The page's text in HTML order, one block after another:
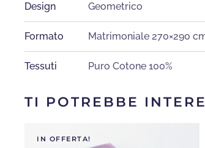
Design Geometrico
Formato Matrimoniale 270×290
Tessuti Puro Cotone 100%
TI POTREBBE
IN OFFERTA!